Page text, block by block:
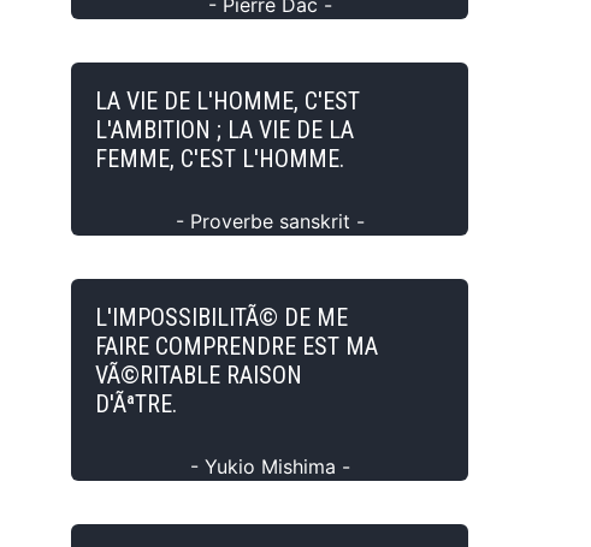
- Pierre Dac -
LA VIE DE L'HOMME, C'EST
L'AMBITION ; LA VIE DE LA
FEMME, C'EST L'HOMME.
- Proverbe sanskrit -
L'IMPOSSIBILITÃ© DE ME
FAIRE COMPRENDRE EST MA
VÃ©RITABLE RAISON
D'ÃªTRE.
- Yukio Mishima -